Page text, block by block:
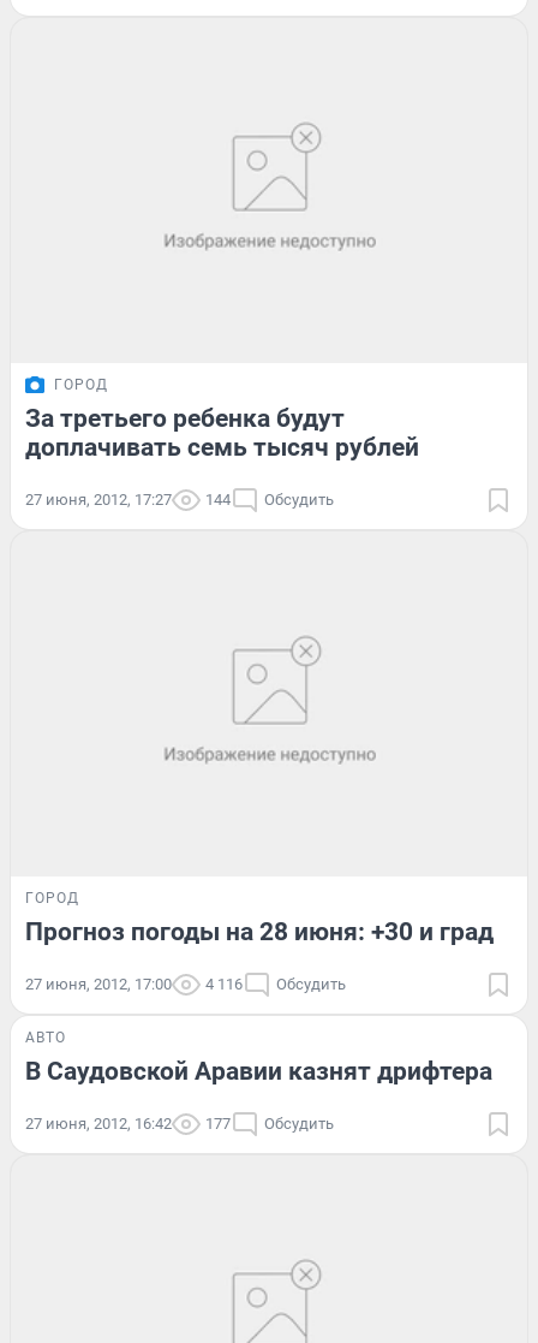
ГОРОД
За третьего ребенка будут
доплачивать семь тысяч рублей
27 июня, 2012, 17:27 144 Обсудить
ГОРОД
Прогноз погоды на 28 июня: +30 и град
27 июня, 2012, 17:00 4 116 Обсудить
АВТО
В Саудовской Аравии казнят дрифтера
27 июня, 2012, 16:42 177 Обсудить